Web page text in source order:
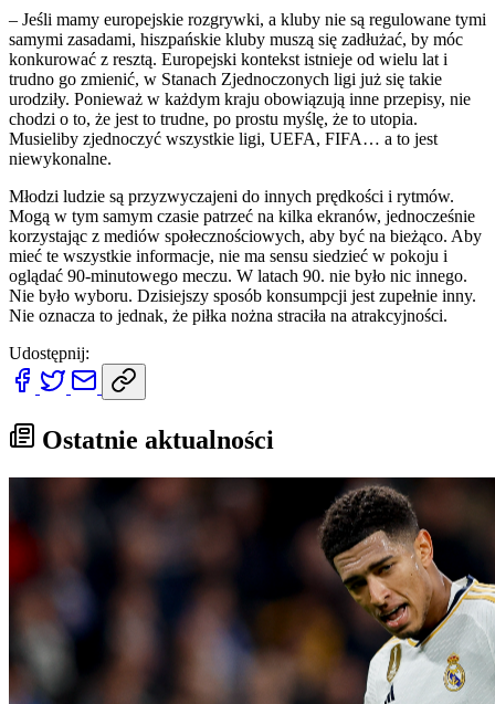
– Jeśli mamy europejskie rozgrywki, a kluby nie są regulowane tymi
samymi zasadami, hiszpańskie kluby muszą się zadłużać, by móc
konkurować z resztą. Europejski kontekst istnieje od wielu lat i
trudno go zmienić, w Stanach Zjednoczonych ligi już się takie
urodziły. Ponieważ w każdym kraju obowiązują inne przepisy, nie
chodzi o to, że jest to trudne, po prostu myślę, że to utopia.
Musieliby zjednoczyć wszystkie ligi, UEFA, FIFA… a to jest
niewykonalne.
Młodzi ludzie są przyzwyczajeni do innych prędkości i rytmów.
Mogą w tym samym czasie patrzeć na kilka ekranów, jednocześnie
korzystając z mediów społecznościowych, aby być na bieżąco. Aby
mieć te wszystkie informacje, nie ma sensu siedzieć w pokoju i
oglądać 90-minutowego meczu. W latach 90. nie było nic innego.
Nie było wyboru. Dzisiejszy sposób konsumpcji jest zupełnie inny.
Nie oznacza to jednak, że piłka nożna straciła na atrakcyjności.
Udostępnij:
Ostatnie aktualności